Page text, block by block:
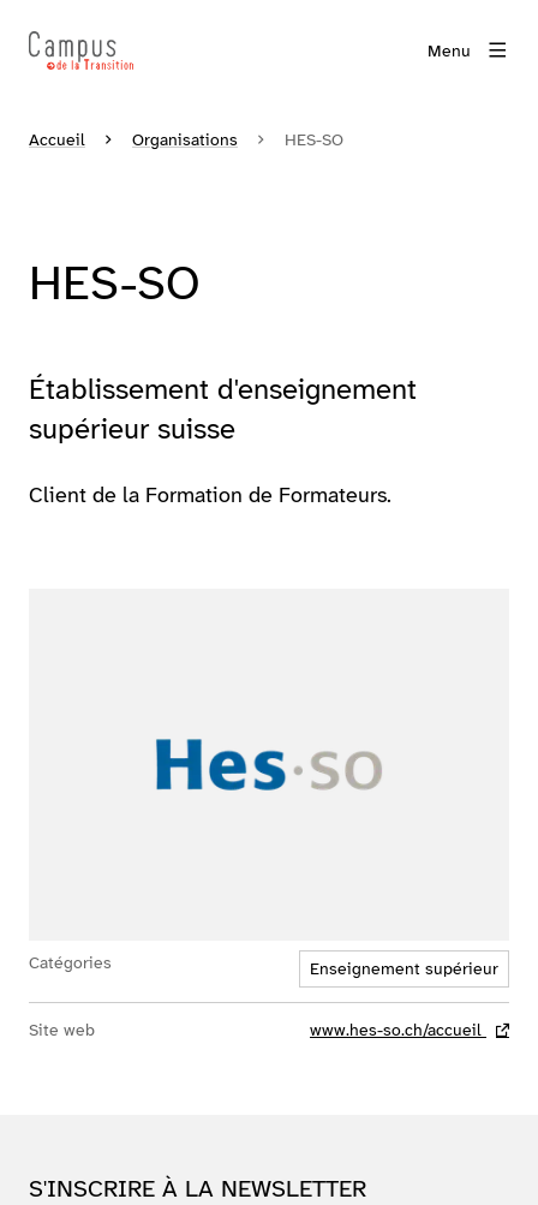
Menu
Accueil Organisations HES-SO
HES-SO
Établissement d'enseignement
supérieur suisse
Client de la Formation de Formateurs.
Catégories Enseignement supérieur
Site web www.hes-so.ch/accueil - lien
S'INSCRIRE À LA NEWSLETTER